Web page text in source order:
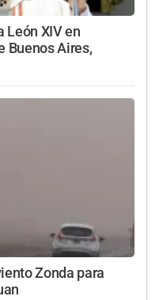
León XIV en
Buenos Aires,
Zonda para